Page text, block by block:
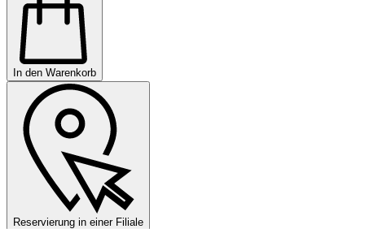
In den Warenkorb
Reservierung in einer Filiale